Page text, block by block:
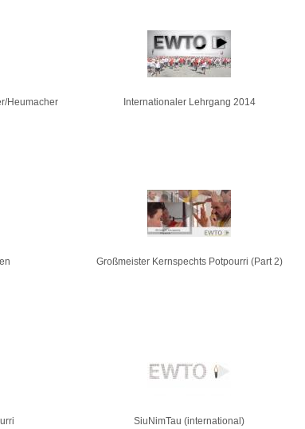
Heumacher Internationaler Lehrgang 2014
Großmeister Kernspechts Potpourri (Part 2)
SiuNimTau (international)